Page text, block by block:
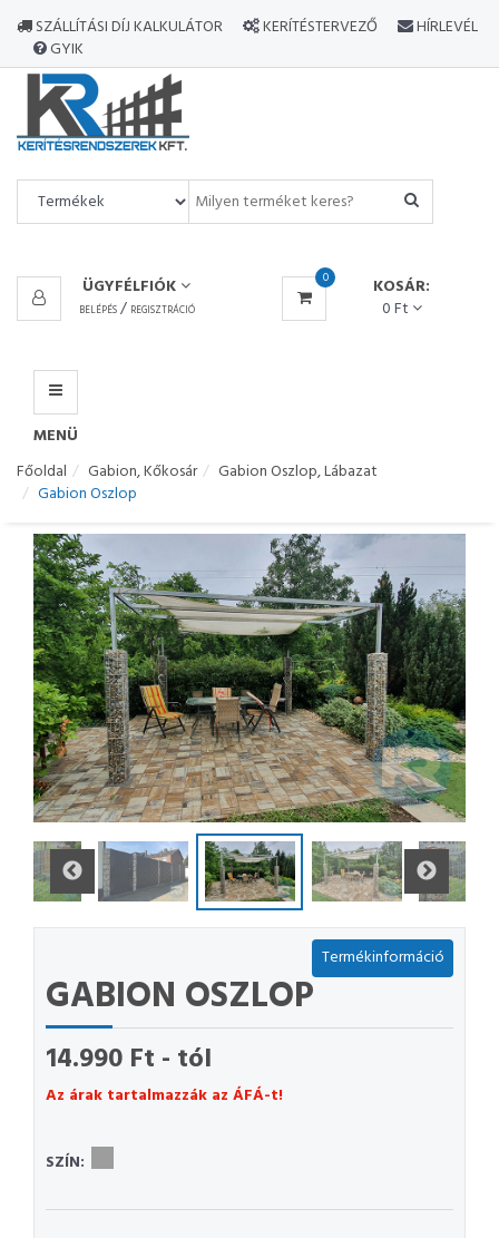
SZÁLLÍTÁSI DÍJ KALKULÁTOR KERÍTÉSTERVEZŐ
HÍRLEVÉL
GYIK
ÜGYFÉLFIÓK
BELÉPÉS/ REGISZTRÁCIÓ
0
KOSÁR:
0 Ft
MENÜ
MINDEN
TERMÉK
MENÜ
Főoldal Gabion, Kőkosár
Gabion Oszlop, Lábazat
Gabion Oszlop
Termékinformáció
GABION OSZLOP
14.990 Ft - tól
Az árak tartalmazzák az ÁFÁ-t!
SZÍN: